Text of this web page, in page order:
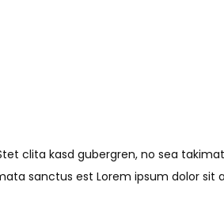
clita kasd gubergren, no sea
sanctus est Lorem ipsum dolor sit